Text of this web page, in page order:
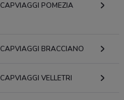
CAPVIAGGI POMEZIA
CAPVIAGGI BRACCIANO
CAPVIAGGI VELLETRI